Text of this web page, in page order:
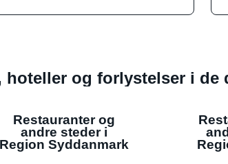
hoteller og forlystelser i de
Restauranter og
andre steder i
Region Syddanmark